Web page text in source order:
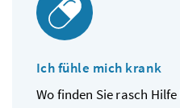
Ich fühle mich krank
Wo finden Sie rasch